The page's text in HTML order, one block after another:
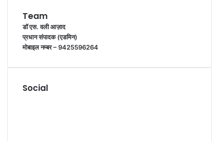
Team
डॉ एस. वली आज़ाद
प्रधान संपादक (एडमिन)
मोबाइल नम्बर – 9425596264
Social